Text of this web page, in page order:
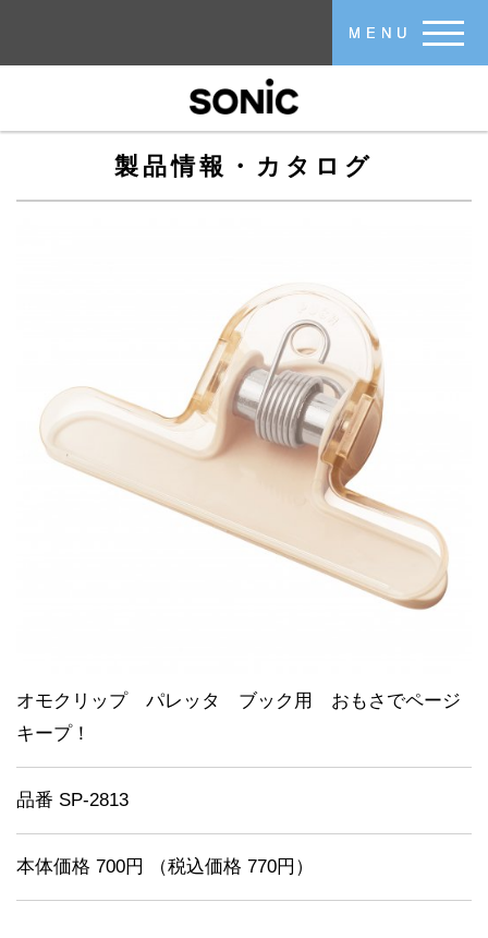
MENU
製品情報・カタログ
オモクリップ パレッタ ブック用 おもさでページ
キープ！
品番 SP-2813
本体価格 700円 （税込価格 770円）